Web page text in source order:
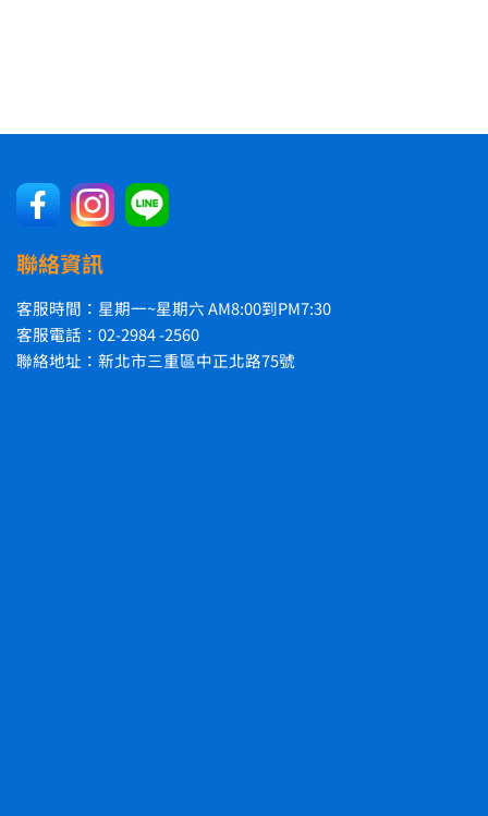
聯絡資訊
客服時間：星期一~星期六 AM8:00到PM7:30
客服電話：02-2984 -2560
聯絡地址：新北市三重區中正北路75號